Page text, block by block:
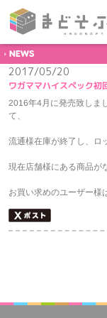
NEWS
2017/05/20
ワガママハイスペック初
2016年4月に発売致しま
て、
流通様在庫が終了し、ロ
現在店舗様にある商品が
お買い求めのユーザー様